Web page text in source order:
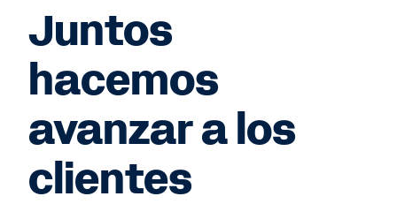
Hablar con ventas
Juntos
hacemos
avanzar a los
clientes